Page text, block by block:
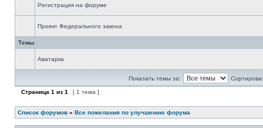
Регистрация на форуме
Проект Федерального закона
Темы
Аватарка
Показать темы за:
Страница 1 из 1 [ 1 тема ]
Список форумов » Все пожелания по улучшению форума